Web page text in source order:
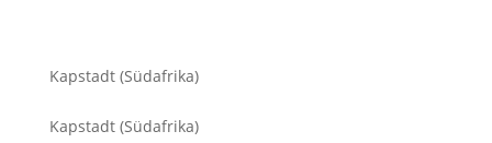
Kapstadt (Südafrika)
Kapstadt (Südafrika)